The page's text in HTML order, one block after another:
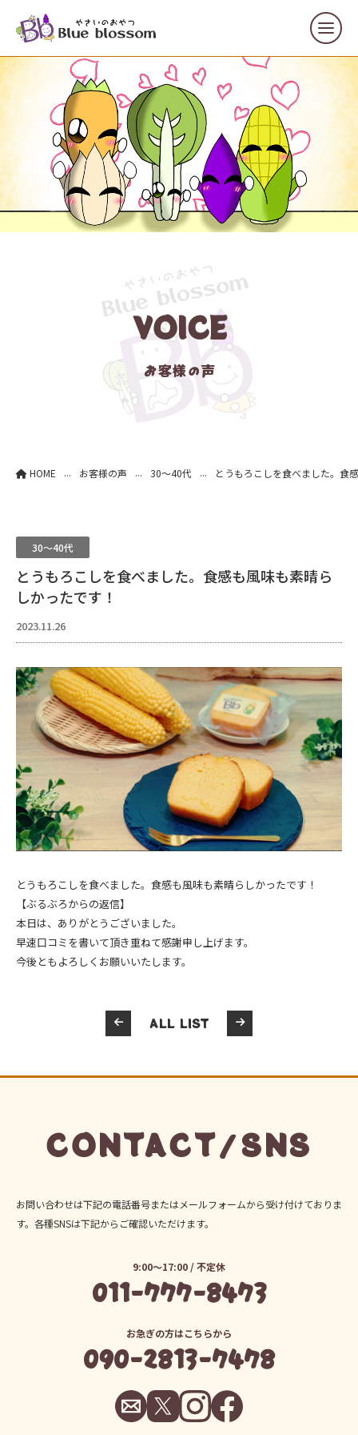
VOICE
お客様の声
HOME ... お客様の声 ... 30～40代 ... とうもろこしを食べました。食
30～40代
とうもろこしを食べました。食感も風味も素晴ら
しかったです！
2023.11.26
とうもろこしを食べました。食感も風味も素晴らしかったです！
【ぶるぶろからの返信】
本日は、ありがとうございました。
早速口コミを書いて頂き重ねて感謝申し上げます。
今後ともよろしくお願いいたします。
ALL LIST
CONTACT/SNS
お問い合わせは下記の電話番号またはメールフォームから受け付けておりま
す。各種SNSは下記からご確認いただけます。
9:00～17:00 / 不定休
011-777-8473
お急ぎの方はこちらから
090-2813-7478